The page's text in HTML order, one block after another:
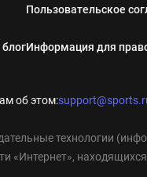
Пользовательское
Информация для
об этом:
технологии
«Интернет»,